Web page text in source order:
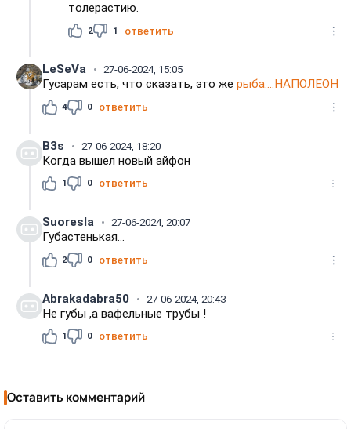
толерастию.
2 1 ответить
LeSeVa 27-06-2024, 15:05
Гусарам есть, что сказать, это жерыба....НАПОЛЕОН
4 0 ответить
B3s 27-06-2024, 18:20
Когда вышел новый айфон
1 0 ответить
Suoresla 27-06-2024, 20:07
Губастенькая...
2 0 ответить
Abrakadabra50 27-06-2024, 20:43
Не губы ,а вафельные трубы !
1 0 ответить
Оставить комментарий